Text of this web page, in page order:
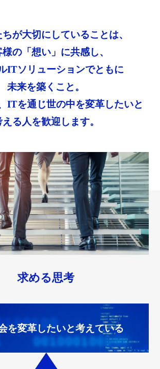
が大切にしていることは、
様の「想い」に共感し、
ITソリューションでともに
未来を築くこと。
ITを通じ世の中を変革したいと
える人を歓迎します。
求める思考
を変革したいと考えている